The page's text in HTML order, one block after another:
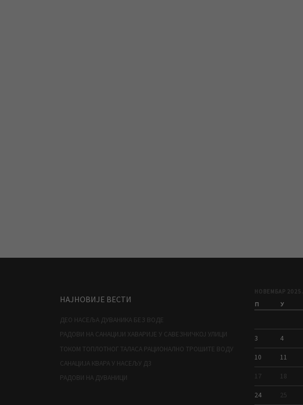
НАЈНОВИЈЕ ВЕСТИ
ДЕО НАСЕЉА ДУВАНИКА БЕЗ ВОДЕ
РАДОВИ НА САНАЦИЈИ ХАВАРИЈЕ У САВЕЗНИЧКОЈ УЛИЦИ
ТОКОМ ТОПЛОТНОГ ТАЛАСА РАЦИОНАЛНО ТРОШИТЕ ВОДУ
САНАЦИЈА КВАРА У НАСЕЉУ Д3
РАДОВИ НА ДУВАНИЦИ
НОВЕМБАР 2025.
П У
3 4
10 11
17 18
24 25